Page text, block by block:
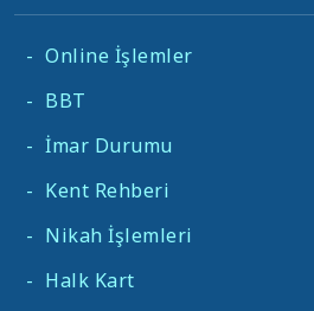
- Online İşlemler
- BBT
- İmar Durumu
- Kent Rehberi
- Nikah İşlemleri
- Halk Kart